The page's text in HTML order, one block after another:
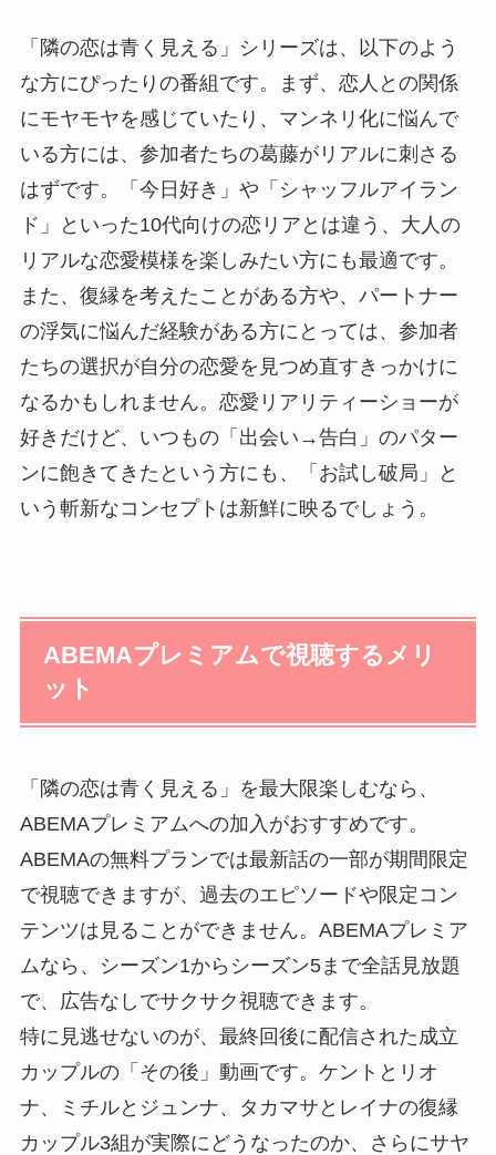
「隣の恋は青く見える」シリーズは、以下のよう
な方にぴったりの番組です。まず、恋人との関係
にモヤモヤを感じていたり、マンネリ化に悩んで
いる方には、参加者たちの葛藤がリアルに刺さる
はずです。「今日好き」や「シャッフルアイラン
ド」といった10代向けの恋リアとは違う、大人の
リアルな恋愛模様を楽しみたい方にも最適です。
また、復縁を考えたことがある方や、パートナー
の浮気に悩んだ経験がある方にとっては、参加者
たちの選択が自分の恋愛を見つめ直すきっかけに
なるかもしれません。恋愛リアリティーショーが
好きだけど、いつもの「出会い→告白」のパター
ンに飽きてきたという方にも、「お試し破局」と
いう斬新なコンセプトは新鮮に映るでしょう。
ABEMAプレミアムで視聴するメリ
ット
「隣の恋は青く見える」を最大限楽しむなら、
ABEMAプレミアムへの加入がおすすめです。
ABEMAの無料プランでは最新話の一部が期間限定
で視聴できますが、過去のエピソードや限定コン
テンツは見ることができません。ABEMAプレミア
ムなら、シーズン1からシーズン5まで全話見放題
で、広告なしでサクサク視聴できます。
特に見逃せないのが、最終回後に配信された成立
カップルの「その後」動画です。ケントとリオ
ナ、ミチルとジュンナ、タカマサとレイナの復縁
カップル3組が実際にどうなったのか、さらにサヤ